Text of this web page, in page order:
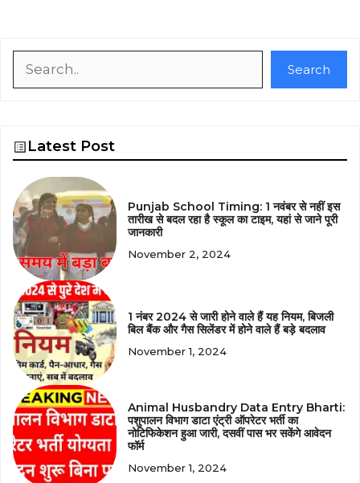
Search
Latest Post
Punjab School Timing: 1 नवंबर से नहीं इस
तारीख से बदल रहा है स्कूल का टाइम, यहां से जाने पूरी
जानकारी
November 2, 2024
1 नंबर 2024 से जारी होने वाले हैं यह नियम, बिजली
बिल बैंक और गैस सिलेंडर में होने वाले हैं बड़े बदलाव
November 1, 2024
Animal Husbandry Data Entry Bharti:
पशुपालन विभाग डाटा एंट्री ऑपरेटर भर्ती का
नोटिफिकेशन हुआ जारी, दसवीं पास भर सकेंगे आवेदन
फॉर्म
November 1, 2024